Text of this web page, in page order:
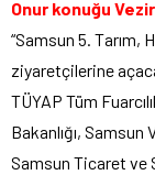
Onur konuğu
“Samsun 5. Tarım,
ziyaretçilerine
TÜYAP Tüm
Bakanlığı,
Samsun Ticaret ve